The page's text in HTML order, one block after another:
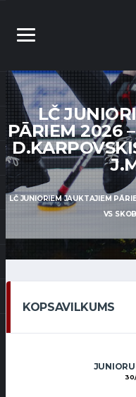
LČ
PĀRIEM 2026
LČ JUNIORIEM JAUKTAJIEM
VS
KOPSAVILKUMS